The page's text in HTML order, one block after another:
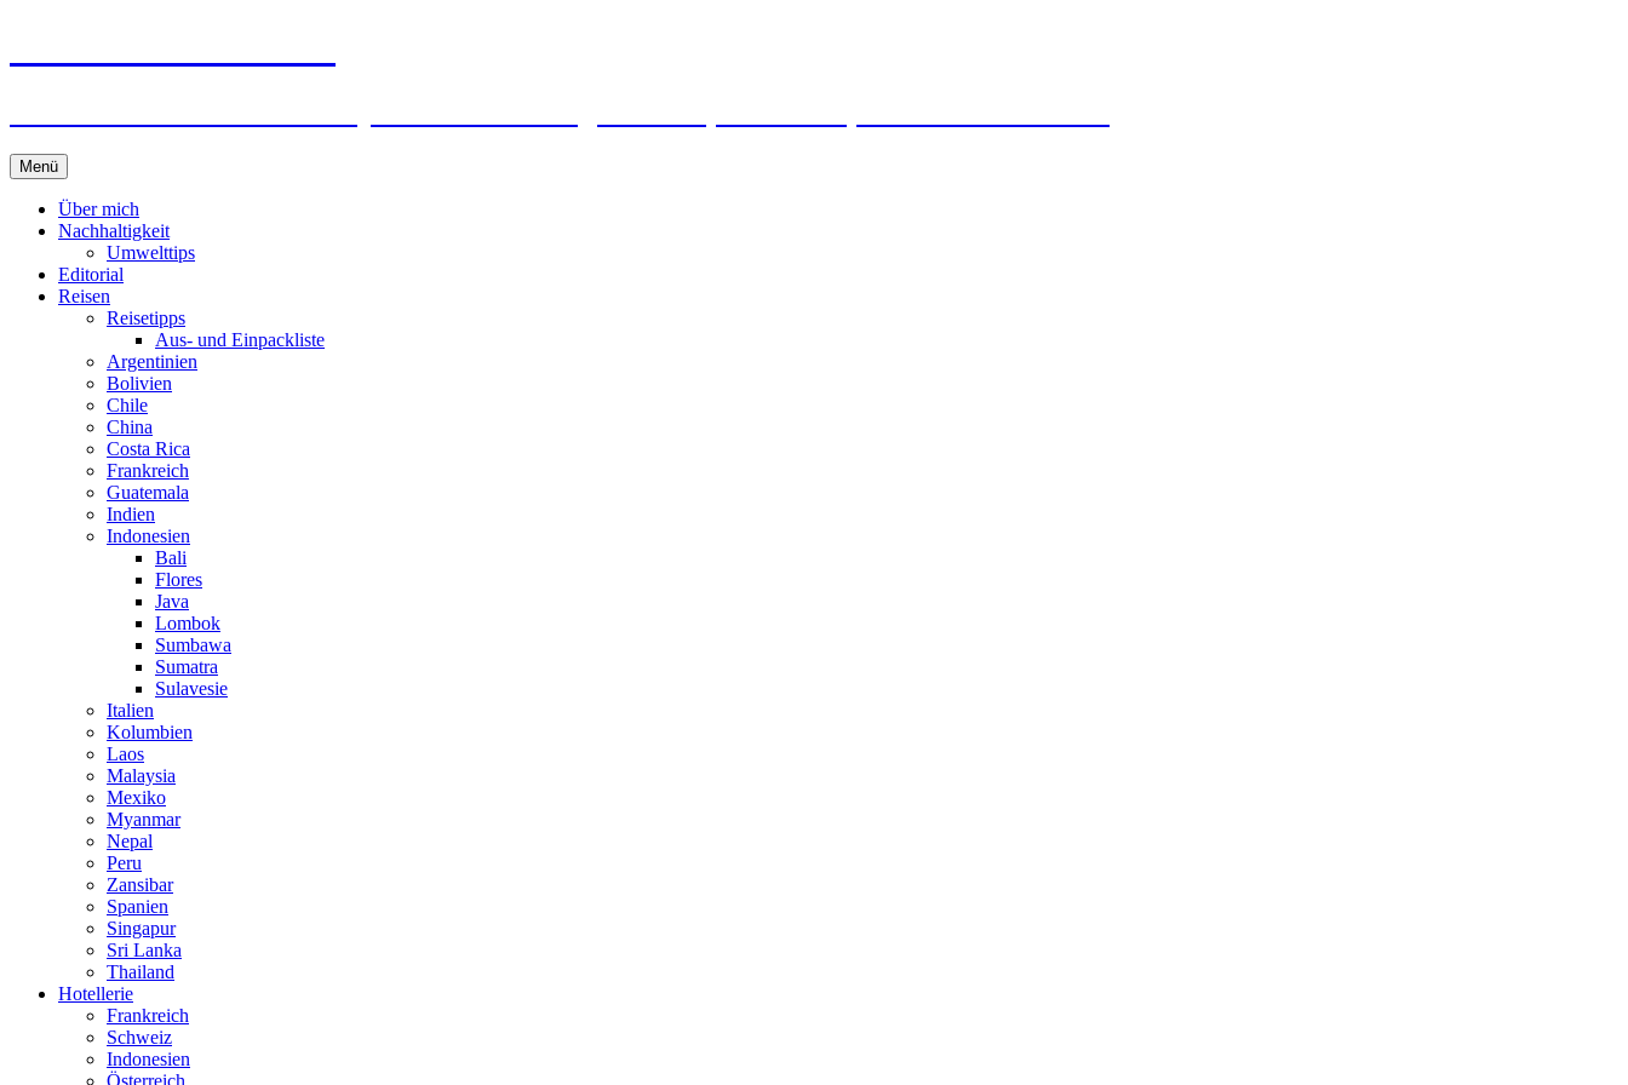
Menü Springe
zum
Inhalt
Über mich
Nachhaltigkeit
Umwelttips
Editorial
Reisen
Reisetipps
Aus- und Einpackliste
Argentinien
Bolivien
Chile
China
Costa Rica
Frankreich
Guatemala
Indien
Indonesien
Bali
Flores
Java
Lombok
Sumbawa
Sumatra
Sulavesie
Italien
Kolumbien
Laos
Malaysia
Mexiko
Myanmar
Nepal
Peru
Zansibar
Spanien
Singapur
Sri Lanka
Thailand
Hotellerie
Frankreich
Schweiz
Indonesien
Österreich